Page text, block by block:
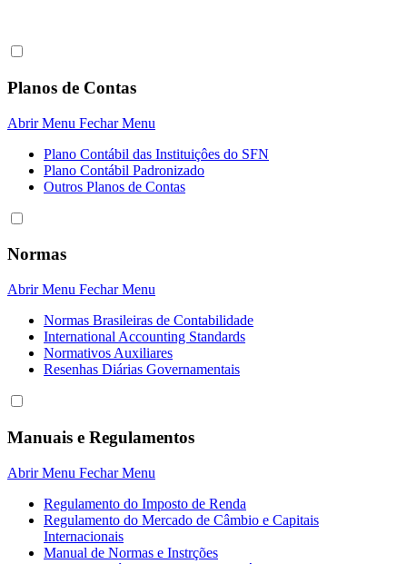
Planos de Contas
Abrir Menu Fechar Menu
Plano Contábil das Instituiçôes do SFN
Plano Contábil Padronizado
Outros Planos de Contas
Normas
Abrir Menu Fechar Menu
Normas Brasileiras de Contabilidade
International Accounting Standards
Normativos Auxiliares
Resenhas Diárias Governamentais
Manuais e Regulamentos
Abrir Menu Fechar Menu
Regulamento do Imposto de Renda
Regulamento do Mercado de Câmbio e Capitais
Internacionais
Manual de Normas e Instrções